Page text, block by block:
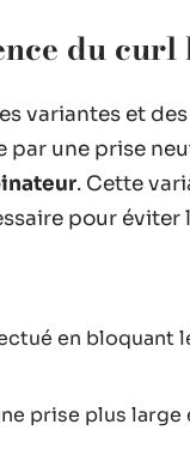
du
variantes et
par une prise
. Cette
pour éviter
en bloquant
prise plus